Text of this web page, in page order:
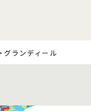
グランディール